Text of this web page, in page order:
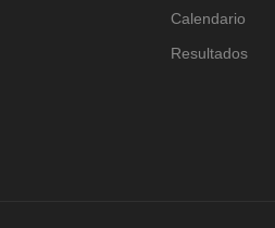
Calendario
Resultados